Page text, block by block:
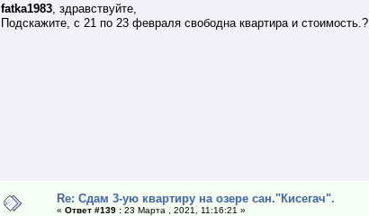
fatka1983, здравствуйте,
Подскажите, с 21 по 23 февраля свободна квартира и стоимость.?
Re: Сдам 3-ую квартиру на озере сан."Кисегач".
«Ответ #139 : 23 Марта , 2021, 11:16:21 »